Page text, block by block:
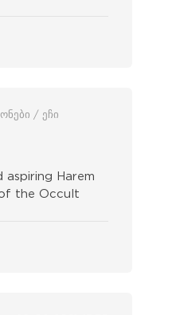
/ ეჩი
aspiring Harem
of the Occult